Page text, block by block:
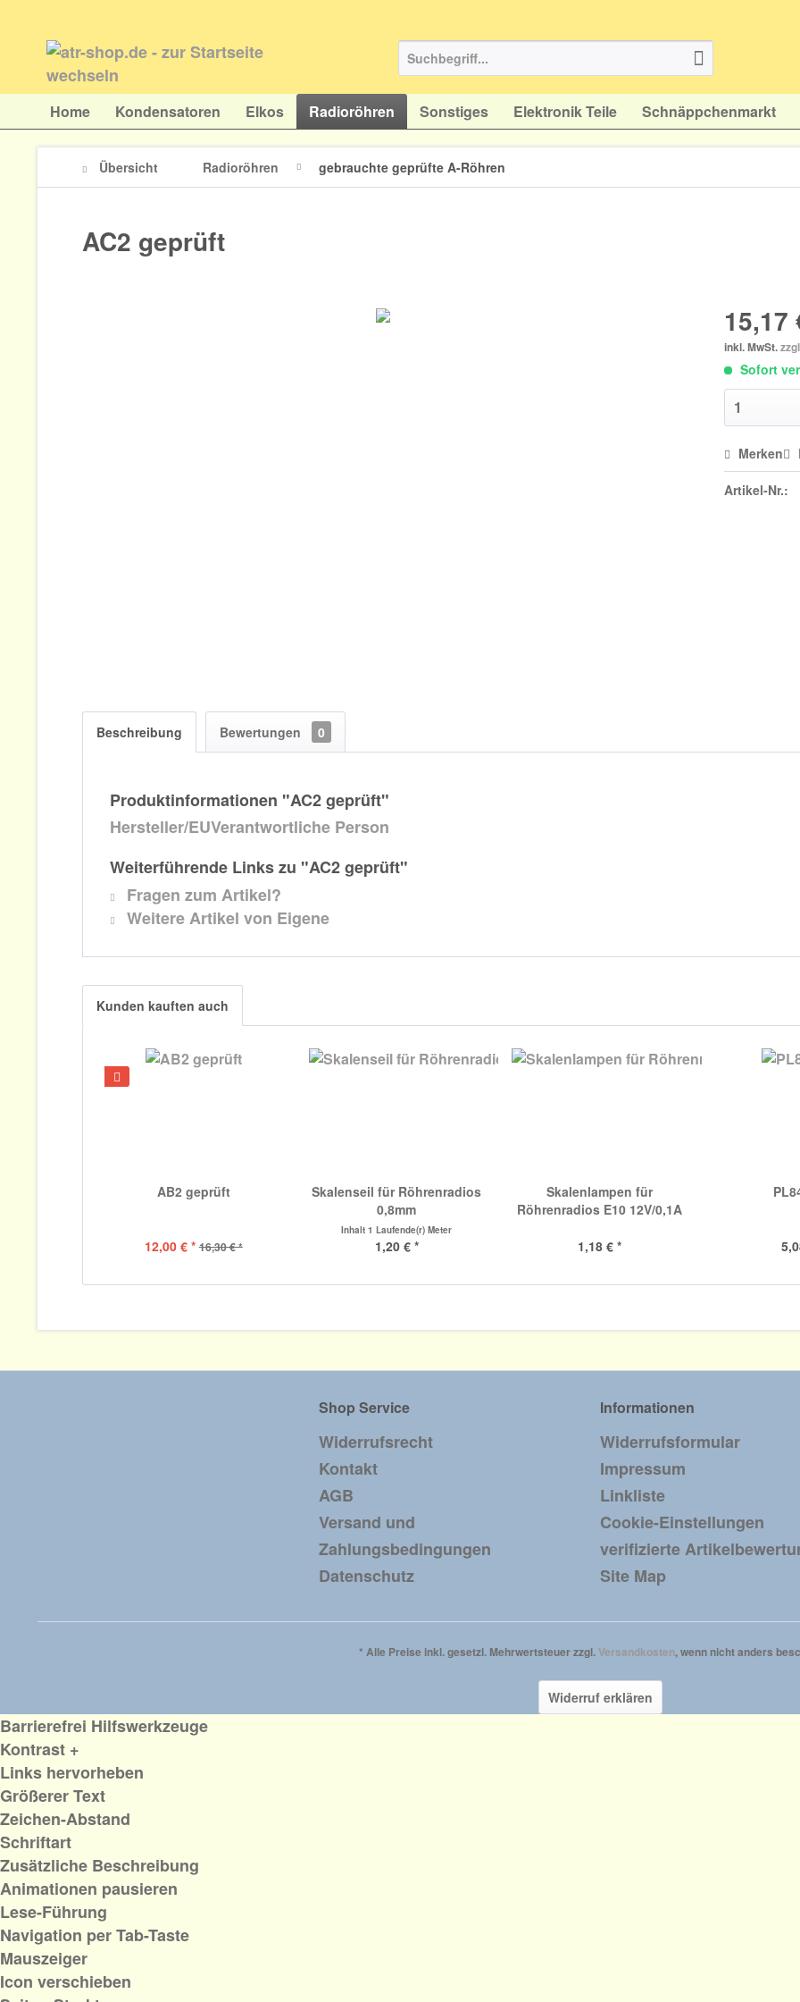
Home Kondensatoren Elkos Radioröhren Sonstiges Elektronik Teile Schnäppchenmarkt
Übersicht Radioröhren gebrauchte geprüfte A-Röhren
AC2 geprüft
15,17
inkl. MwSt.
Sofort
Merken
Artikel-Nr.:
Beschreibung Bewertungen 0
Produktinformationen "AC2 geprüft"
Hersteller/EUVerantwortliche Person
Weiterführende Links zu "AC2 geprüft"
Fragen zum Artikel?
Weitere Artikel von Eigene
Kunden kauften auch
AB2 geprüft
12,00 € * 16,30 € *
Skalenseil für Röhrenradios
0,8mm
Inhalt1 Laufende(r) Meter
1,20 € *
Skalenlampen für
Röhrenradios E10 12V/0,1A
1,18 € *
Shop Service
Widerrufsrecht
Kontakt
AGB
Versand und
Zahlungsbedingungen
Datenschutz
Informationen
Widerrufsformular
Impressum
Linkliste
Cookie-Einstellungen
verifizierte
Site Map
* Alle Preise inkl. gesetzl. Mehrwertsteuer zzgl.Versandkosten, wenn nicht anders
Widerruf erklären
Barrierefrei Hilfswerkzeuge
Kontrast +
Links hervorheben
Größerer Text
Zeichen-Abstand
Schriftart
Zusätzliche Beschreibung
Animationen pausieren
Lese-Führung
Navigation per Tab-Taste
Mauszeiger
Icon verschieben